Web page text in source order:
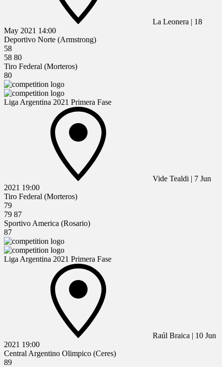
La Leonera | 18
May 2021 14:00
Deportivo Norte (Armstrong)
58
58 80
Tiro Federal (Morteros)
80
Liga Argentina 2021 Primera Fase
Vide Tealdi | 7 Jun
2021 19:00
Tiro Federal (Morteros)
79
79 87
Sportivo America (Rosario)
87
Liga Argentina 2021 Primera Fase
Raúl Braica | 10 Jun
2021 19:00
Central Argentino Olimpico (Ceres)
89